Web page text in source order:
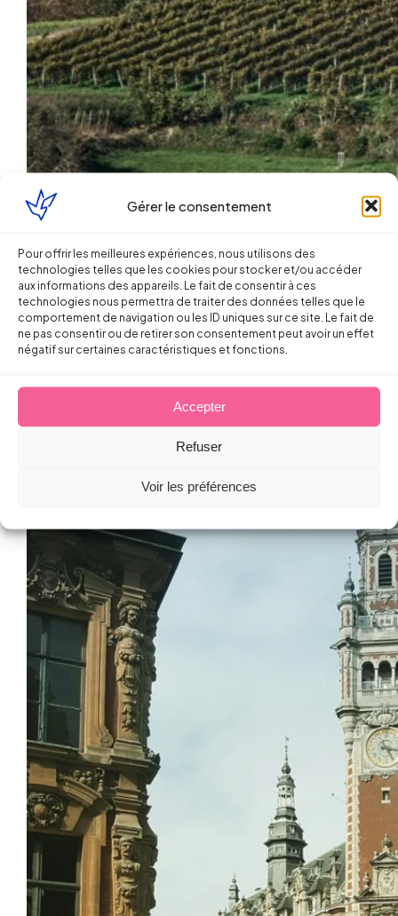
Gérer le consentement
Pour offrir les meilleures expériences, nous utilisons des
technologies telles que les cookies pour stocker et/ou accéder
aux informations des appareils. Le fait de consentir à ces
technologies nous permettra de traiter des données telles que le
comportement de navigation ou les ID uniques sur ce site. Le fait de
ne pas consentir ou de retirer son consentement peut avoir un effet
négatif sur certaines caractéristiques et fonctions.
Accepter
Refuser
Voir les préférences
Ellipse Avocats
Cognac